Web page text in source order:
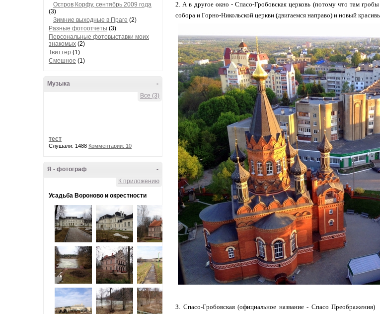
Остров Корфу, сентябрь 2009 года
(3)
Зимние выходные в Праге (2)
Разные фотоотчеты (3)
Персональные фотовыставки моих
знакомых (2)
Твиттер (1)
Смешное (1)
-
Музыка
Все (3)
тест
Слушали: 1488 Комментарии: 10
-
Я - фотограф
К приложению
Усадьба Вороново и окрестности
2. А в другое окно - Спасо-Гробовская церковь (потому что там
собора и Горно-Никольской церкви (двигаемся направо) и новый
3. Спасо-Гробовская (официальное название - Спасо Преображения)